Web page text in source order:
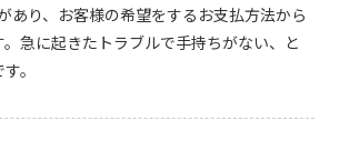
あり、お客様の希望をするお支払方法から
急に起きたトラブルで手持ちがない、と
。